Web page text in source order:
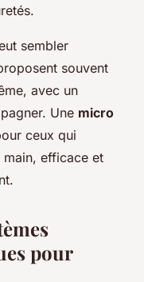
sembler
souvent
avec un
Une micro
ceux qui
main, efficace et
pour